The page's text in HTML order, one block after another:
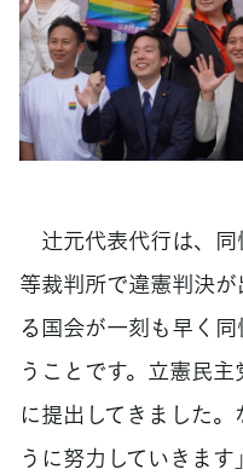
辻󠄀元代表代行は、同
等裁判所で違憲判決
る国会が一刻も早く
うことです。立憲民
に提出してきました
うに努力していきま